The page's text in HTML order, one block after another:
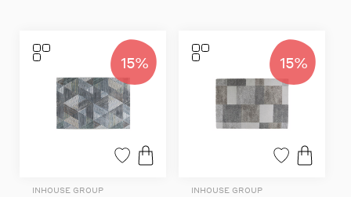
15%
INHOUSE GROUP
15%
INHOUSE GROUP